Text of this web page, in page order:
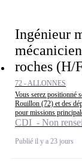
Ingénieur
roches (H/
72 - ALLONNES
Vous serez positionné
Rouillon (72) et des
pour missions
CDI - Non
Publié il y a 23 jours